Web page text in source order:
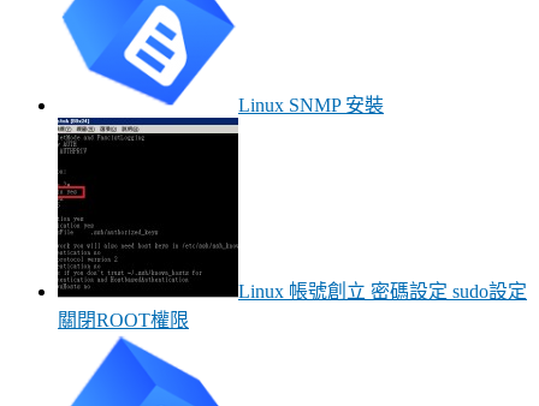
Linux SNMP 安裝
Linux 帳號創立 密碼設定 sudo設定
關閉ROOT權限